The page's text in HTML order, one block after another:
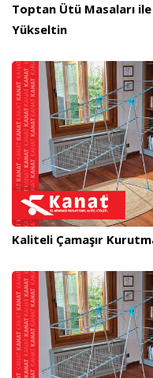
Toptan Ütü Masaları ile
Yükseltin
Kaliteli Çamaşır